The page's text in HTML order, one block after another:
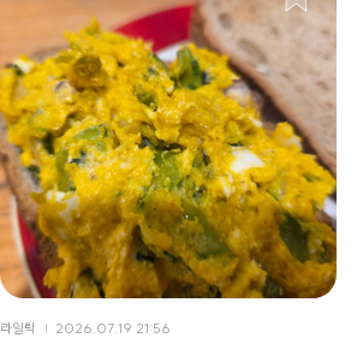
라일락 2026.07.19 21:56